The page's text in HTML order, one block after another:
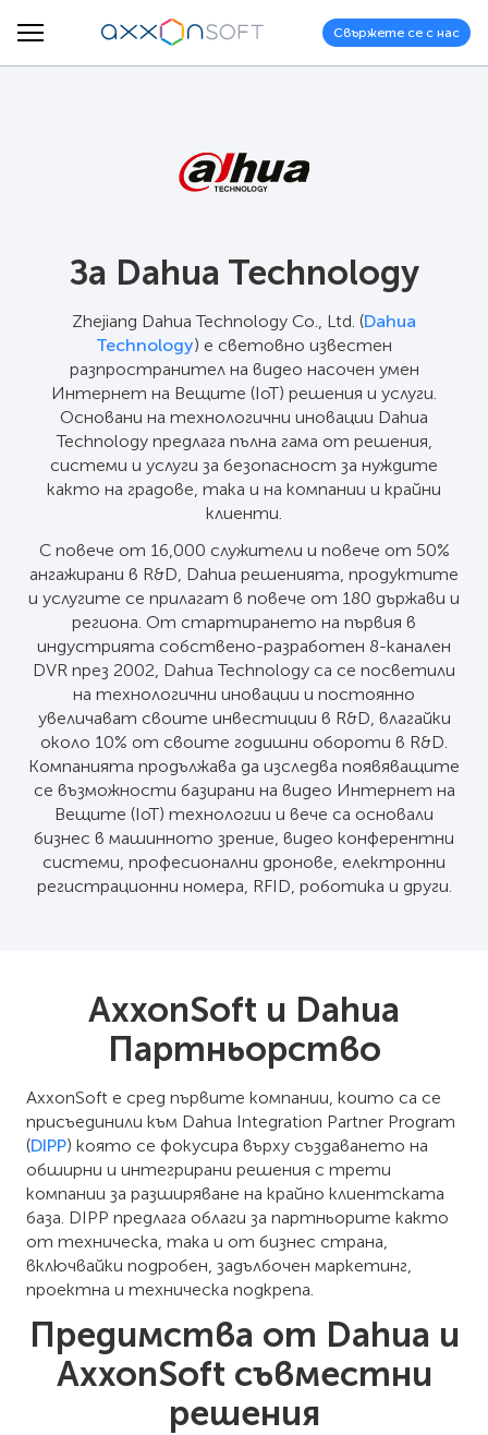
Свържете се с нас
За Dahua Technology
Zhejiang Dahua Technology Co., Ltd. (Dahua
Technology) е световно известен
разпространител на видео насочен умен
Интернет на Вещите (IoT) решения и услуги.
Основани на технологични иновации Dahua
Technology предлага пълна гама от решения,
системи и услуги за безопасност за нуждите
както на градове, така и на компании и крайни
клиенти.
С повече от 16,000 служители и повече от 50%
ангажирани в R&D, Dahua решенията, продуктите
и услугите се прилагат в повече от 180 държави и
региона. От стартирането на първия в
индустрията собствено-разработен 8-канален
DVR през 2002, Dahua Technology са се посветили
на технологични иновации и постоянно
увеличават своите инвестиции в R&D, влагайки
около 10% от своите годишни обороти в R&D.
Компанията продължава да изследва появяващите
се възможности базирани на видео Интернет на
Вещите (IoT) технологии и вече са основали
бизнес в машинното зрение, видео конферентни
системи, професионални дронове, електронни
регистрационни номера, RFID, роботика и други.
AxxonSoft и Dahua
Партньорство
AxxonSoft е сред първите компании, които са се
присъединили към Dahua Integration Partner Program
(DIPP) която се фокусира върху създаването на
обширни и интегрирани решения с трети
компании за разширяване на крайно клиентската
база. DIPP предлага облаги за партньорите както
от техническа, така и от бизнес страна,
включвайки подробен, задълбочен маркетинг,
проектна и техническа подкрепа.
Предимства от Dahua и
AxxonSoft съвместни
решения